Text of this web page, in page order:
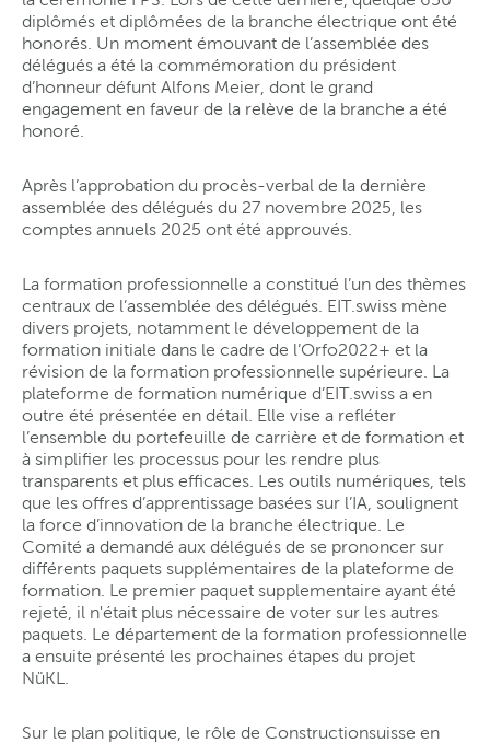
diplômés et diplômées de la branche électrique ont été
honorés. Un moment émouvant de l’assemblée des
délégués a été la commémoration du président
d’honneur défunt Alfons Meier, dont le grand
engagement en faveur de la relève de la branche a été
honoré.
Après l’approbation du procès-verbal de la dernière
assemblée des délégués du 27 novembre 2025, les
comptes annuels 2025 ont été approuvés.
La formation professionnelle a constitué l’un des thèmes
centraux de l’assemblée des délégués. EIT.swiss mène
divers projets, notamment le développement de la
formation initiale dans le cadre de l’Orfo2022+ et la
révision de la formation professionnelle supérieure. La
plateforme de formation numérique d’EIT.swiss a en
outre été présentée en détail. Elle vise a refléter
l’ensemble du portefeuille de carrière et de formation et
à simplifier les processus pour les rendre plus
transparents et plus efficaces. Les outils numériques, tels
que les offres d’apprentissage basées sur l’IA, soulignent
la force d’innovation de la branche électrique. Le
Comité a demandé aux délégués de se prononcer sur
différents paquets supplémentaires de la plateforme de
formation. Le premier paquet supplementaire ayant été
rejeté, il n'était plus nécessaire de voter sur les autres
paquets. Le département de la formation professionnelle
a ensuite présenté les prochaines étapes du projet
NüKL.
Sur le plan politique, le rôle de Constructionsuisse en